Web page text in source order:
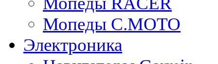
Мопеды C.MOTO
Электроника